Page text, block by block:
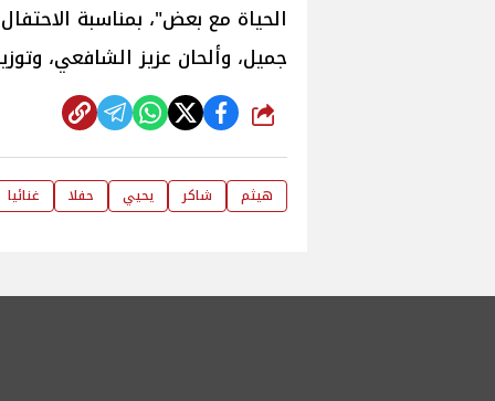
الحياة مع بعض"، بمناسبة
جميل، وألحان عزيز الشافعي،
شارك
هيثم شاكر يحيي حفلا غنائيا